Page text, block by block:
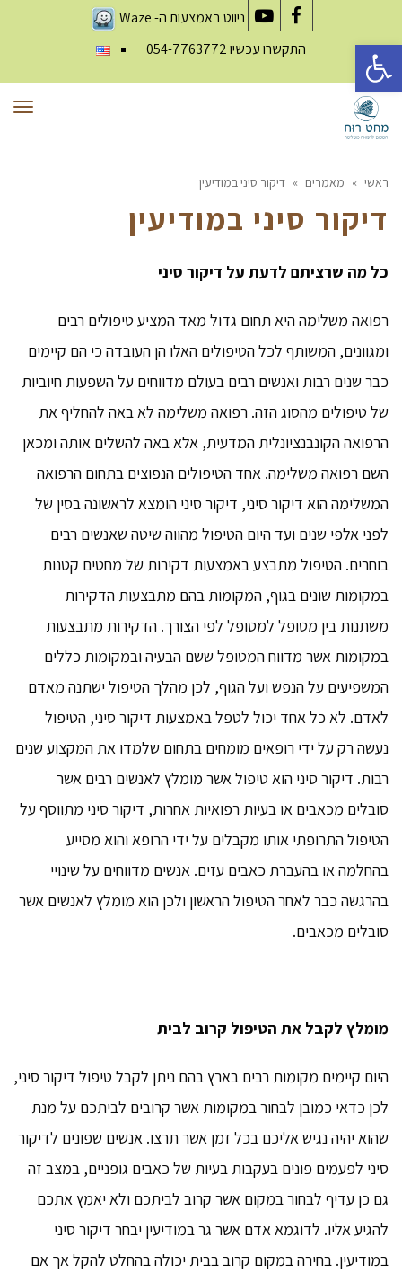
Facebook
YouTube
ניווט באמצעות ה-Waze
התקשרו עכשיו054-7763772
ראשי » מאמרים » דיקור סיני במודיעין
דיקור סיני במודיעין
כל מה שרציתם לדעת על דיקור סיני
רפואה משלימה היא תחום גדול מאד המציע טיפולים רבים
ומגוונים, המשותף לכל הטיפולים האלו הן העובדה כי הם קיימים
כבר שנים רבות ואנשים רבים בעולם מדווחים על השפעות חיוביות
של טיפולים מהסוג הזה. רפואה משלימה לא באה להחליף את
הרפואה הקונבנציונלית המדעית, אלא באה להשלים אותה ומכאן
השם רפואה משלימה. אחד הטיפולים הנפוצים בתחום הרפואה
המשלימה הוא דיקור סיני, דיקור סיני הומצא לראשונה בסין של
לפני אלפי שנים ועד היום הטיפול מהווה שיטה שאנשים רבים
בוחרים. הטיפול מתבצע באמצעות דקירות של מחטים קטנות
במקומות שונים בגוף, המקומות בהם מתבצעות הדקירות
משתנות בין מטופל למטופל לפי הצורך. הדקירות מתבצעות
במקומות אשר מדווח המטופל ששם הבעיה ובמקומות כללים
המשפיעים על הנפש ועל הגוף, לכן מהלך הטיפול ישתנה מאדם
לאדם. לא כל אחד יכול לטפל באמצעות דיקור סיני, הטיפול
נעשה רק על ידי רופאים מומחים בתחום שלמדו את המקצוע שנים
רבות. דיקור סיני הוא טיפול אשר מומלץ לאנשים רבים אשר
סובלים מכאבים או בעיות רפואיות אחרות, דיקור סיני מתווסף על
הטיפול התרופתי אותו מקבלים על ידי הרופא והוא מסייע
בהחלמה או בהעברת כאבים עזים. אנשים מדווחים על שינויי
בהרגשה כבר לאחר הטיפול הראשון ולכן הוא מומלץ לאנשים אשר
סובלים מכאבים.
מומלץ לקבל את הטיפול קרוב לבית
היום קיימים מקומות רבים בארץ בהם ניתן לקבל טיפול דיקור סיני,
לכן כדאי כמובן לבחור במקומות אשר קרובים לביתכם על מנת
שהוא יהיה נגיש אליכם בכל זמן אשר תרצו. אנשים שפונים לדיקור
סיני לפעמים פונים בעקבות בעיות של כאבים גופניים, במצב זה
גם כן עדיף לבחור במקום אשר קרוב לביתכם ולא יאמץ אתכם
להגיע אליו. לדוגמא אדם אשר גר במודיעין יבחר דיקור סיני
במודיעין. בחירה במקום קרוב בבית יכולה בהחלט להקל אך אם
פתח סרגל נגישות